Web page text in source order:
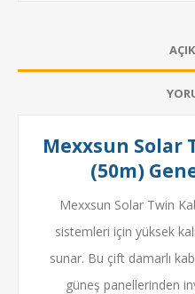
Mexxsun Solar
(50m)
Mexxsun Solar Twin
sistemleri için yüksek
sunar. Bu çift damarlı
güneş panellerinden